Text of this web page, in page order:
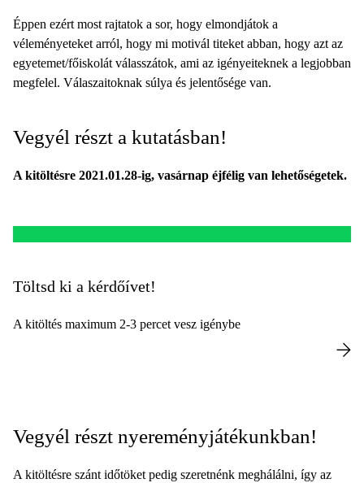
Éppen ezért most rajtatok a sor, hogy elmondjátok a
véleményeteket arról, hogy mi motivál titeket abban, hogy azt az
egyetemet/főiskolát válasszátok, ami az igényeiteknek a legjobban
megfelel. Válaszaitoknak súlya és jelentősége van.
Vegyél részt a kutatásban!
A kitöltésre 2021.01.28-ig, vasárnap éjfélig van lehetőségetek.
Töltsd ki a kérdőívet!
A kitöltés maximum 2-3 percet vesz igénybe
Vegyél részt nyereményjátékunkban!
A kitöltésre szánt időtöket pedig szeretnénk meghálálni, így az